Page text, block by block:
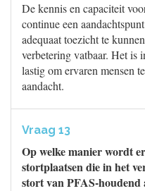
De kennis en capaciteit
continue een
adequaat toezicht te
verbetering vatbaar. Het is
lastig om ervaren mensen
aandacht.
Vraag 13
Op welke manier wordt
stortplaatsen die in het
stort van PFAS-houdend